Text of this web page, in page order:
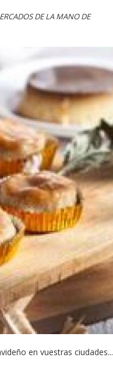
DE LA MANO DE
en vuestras ciudades...